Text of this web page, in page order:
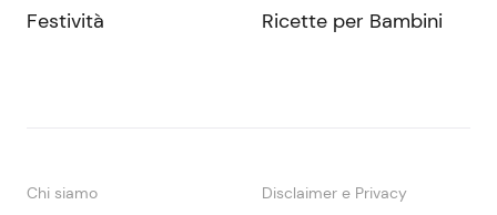
Festività Ricette per Bambini
Chi siamo Disclaimer e Privacy